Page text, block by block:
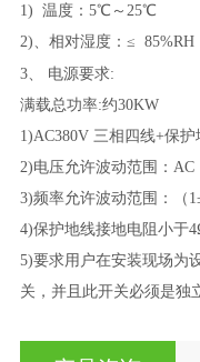
1) 温度：5℃～ 25℃
2)、相对湿度：≤ 85%RH
3、
电源要求:
满载总功率:约30KW
1)AC380V 三相四线+保护
2)电压允许波动范围：AC
3)频率允许波动范围：（
4)保护地线接地电阻小于
5)要求用户在安装现场为
关，并且此开关必须是独